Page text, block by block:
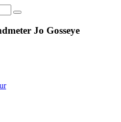
Jo Gosseye